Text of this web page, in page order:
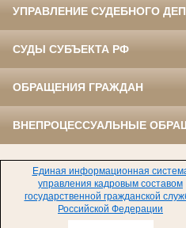
УПРАВЛЕНИЕ СУДЕБНОГО
СУДЫ СУБЪЕКТА РФ
ОБРАЩЕНИЯ ГРАЖДАН
ВНЕПРОЦЕССУАЛЬНЫЕ
Единая информационная
управления кадровым составом
государственной гражданской
Российской Федерации